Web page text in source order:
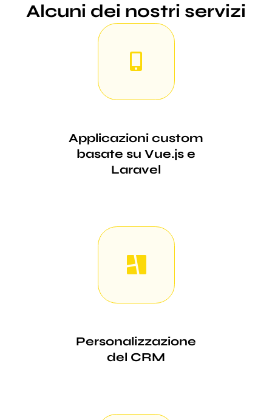
Alcuni dei nostri servizi
Applicazioni custom
basate su Vue.js e
Laravel
Personalizzazione
del CRM